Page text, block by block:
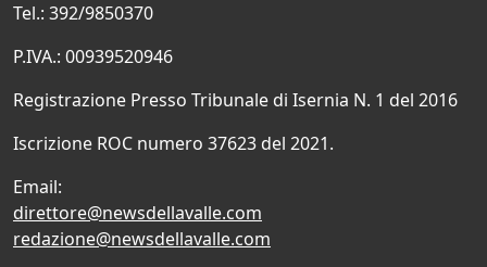
Tel.: 392/9850370
P.IVA.: 00939520946
Registrazione Presso Tribunale di Isernia N. 1 del 2016
Iscrizione ROC numero 37623 del 2021.
Email:
direttore@newsdellavalle.com
redazione@newsdellavalle.com